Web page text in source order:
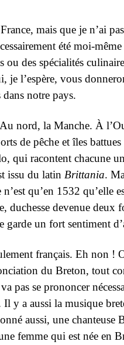
mais que je n’ai
été moi-
des spécialités
je l’espère, vous
notre pays.
nord, la Manche. À
de pêche et îles
qui racontent chacune
issu du latin Brittania.
qu’en 1532 qu’elle
duchesse devenue
un fort sentiment
français. Eh non
du Breton, tout
pas se prononcer
y a aussi la musique
aussi, une
femme qui est née